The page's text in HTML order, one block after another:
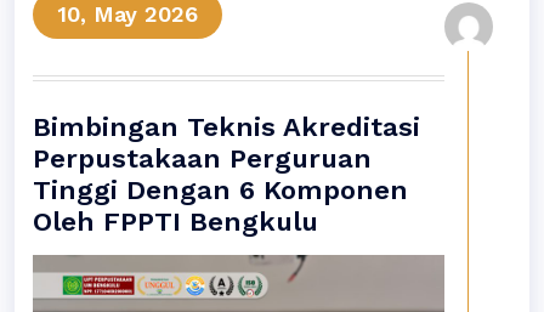
10, May 2026
Bimbingan Teknis Akreditasi
Perpustakaan Perguruan
Tinggi Dengan 6 Komponen
Oleh FPPTI Bengkulu